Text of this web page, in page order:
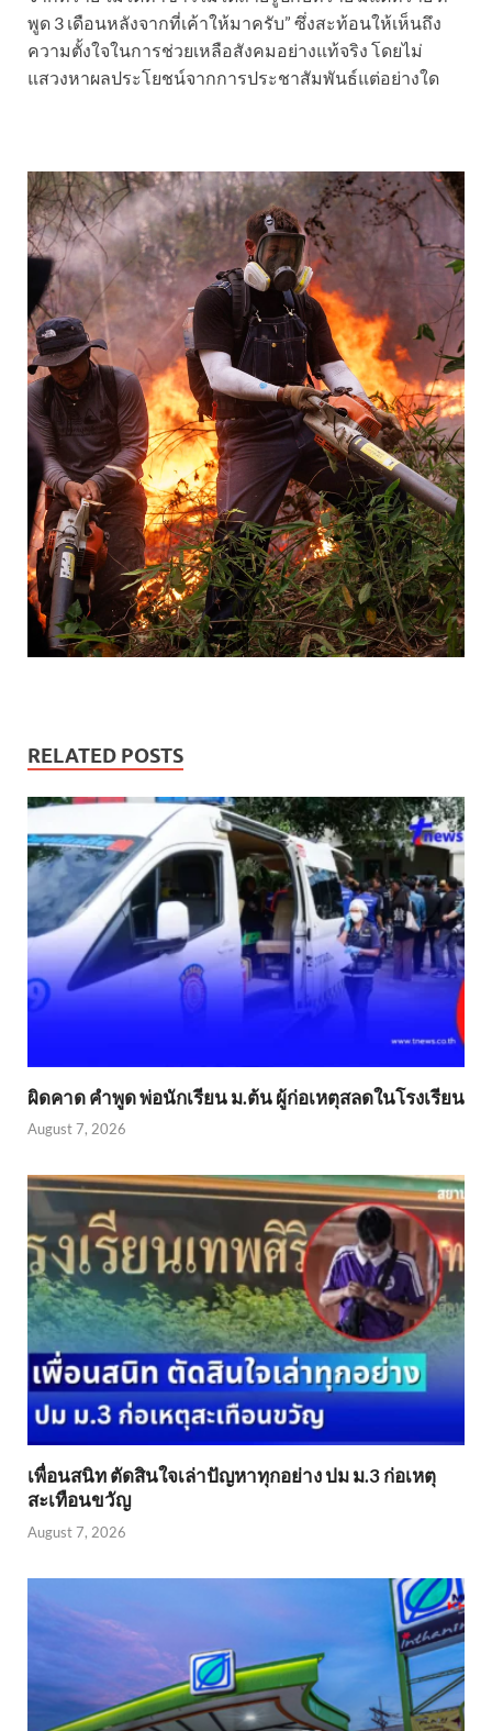
พูด 3 เดือนหลังจากที่เค้าให้มาครับ” ซึ่งสะท้อนให้เห็นถึง
ความตั้งใจในการช่วยเหลือสังคมอย่างแท้จริง โดยไม่
แสวงหาผลประโยชน์จากการประชาสัมพันธ์แต่อย่างใด
RELATED POSTS
ผิดคาด คำพูด พ่อนักเรียน ม.ต้น ผู้ก่อเหตุสลดในโรงเรียน
August 7, 2026
เพื่อนสนิท ตัดสินใจเล่าปัญหาทุกอย่าง ปม ม.3 ก่อเหตุ
สะเทือนขวัญ
August 7, 2026